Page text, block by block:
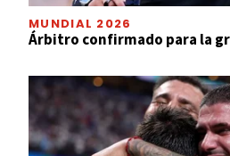
MUNDIAL 2026
Árbitro confirmado para la